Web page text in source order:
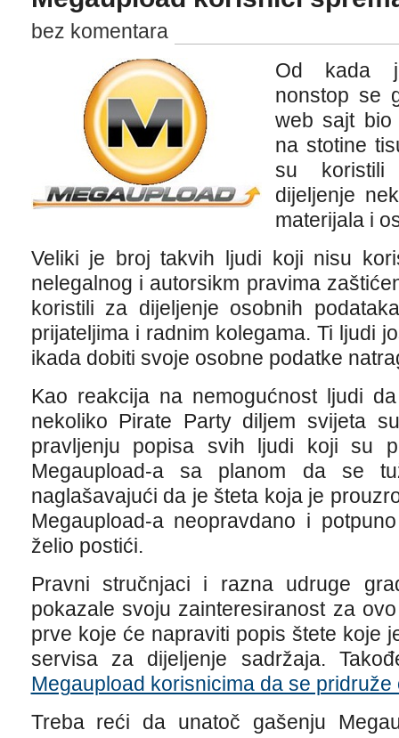
bez komentara
Od kada
nonstop se
web sajt bio
na stotine
su koristili
dijeljenje
materijala i
Veliki je broj takvih ljudi koji nisu
nelegalnog i autorsikm pravima
koristili za dijeljenje osobnih
prijateljima i radnim kolegama. Ti ljudi
ikada dobiti svoje osobne podatke
Kao reakcija na nemogućnost ljudi
nekoliko Pirate Party diljem svijeta
pravljenju popisa svih ljudi koji su
Megaupload-a sa planom da se
naglašavajući da je šteta koja je
Megaupload-a neopravdano i
želio postići.
Pravni stručnjaci i razna udruge
pokazale svoju zainteresiranost za
prve koje će napraviti popis štete koje
servisa za dijeljenje sadržaja.
Megaupload korisnicima da se pridruže
Treba reći da unatoč gašenju